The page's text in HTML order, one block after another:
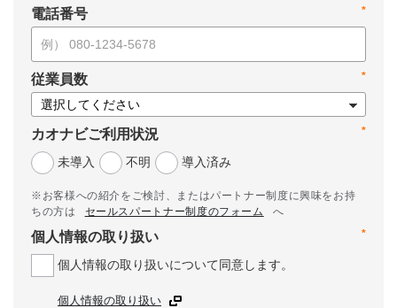
*
電話番号
*
従業員数
*
カオナビご利用状況
未導入
不明 導入済み
※お客様への紹介をご検討、またはパートナー制度に興味をお持
ちの方は
セールスパートナー制度のフォーム
へ
*
個人情報の取り扱い
個人情報の取り扱いについて同意します。
個人情報の取り扱い